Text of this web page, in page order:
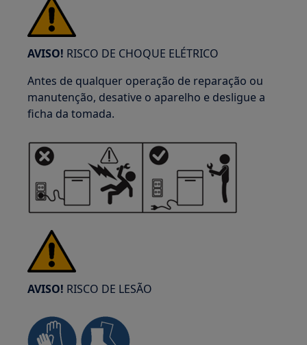
AVISO! RISCO DE CHOQUE ELÉTRICO
Antes de qualquer operação de reparação ou
manutenção, desative o aparelho e desligue a
ficha da tomada.
AVISO! RISCO DE LESÃO